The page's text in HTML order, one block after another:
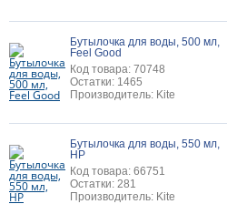
Бутылочка для воды, 500 мл,
Feel Good
Код товара: 70748
Остатки: 1465
Производитель: Kite
Бутылочка для воды, 550 мл,
HP
Код товара: 66751
Остатки: 281
Производитель: Kite